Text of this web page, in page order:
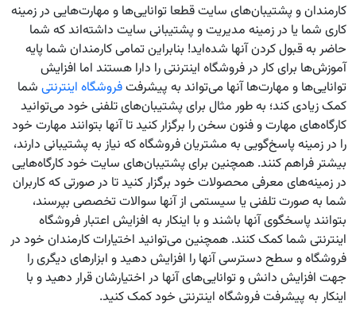
کارمندان و پشتیبان‌های سایت قطعا توانایی‌ها و مهارت‌هایی در زمینه
کاری شما یا در زمینه مدیریت و پشتیبانی سایت داشته‌اند که شما
حاضر به قبول کردن آنها شده‌اید! بنابراین تمامی کارمندان شما پایه
آموزش‌ها برای کار در فروشگاه اینترنتی را دارا هستند اما افزایش
توانایی‌ها و مهارت‌ها آنها می‌تواند به پیشرفتفروشگاه اینترنتی شما
کمک زیادی کند؛ به طور مثال برای پشتیبان‌های تلفنی خود می‌توانید
کارگاه‌های مهارت و فنون سخن را برگزار کنید تا آنها بتوانند مهارت خود
را در زمینه پاسخ‌گویی به مشتریان فروشگاه که نیاز به پشتیبانی دارند،
بیشتر فراهم کنند. همچنین برای پشتیبان‌های سایت خود کارگاه‌هایی
در زمینه‌های معرفی محصولات خود برگزار کنید تا در صورتی که کاربران
شما به صورت تلفنی یا سیستمی از آنها سوالات تخصصی بپرسند،
بتوانند پاسخگوی آنها باشند و با اینکار به افزایش اعتبار فروشگاه
اینترنتی شما کمک کنند. همچنین می‌توانید اختیارات کارمندان خود در
فروشگاه و سطح دسترسی آنها را افزایش دهید و ابزارهای دیگری را
جهت افزایش دانش و توانایی‌های آنها در اختیارشان قرار دهید و با
اینکار به پیشرفت فروشگاه اینترنتی خود کمک کنید.